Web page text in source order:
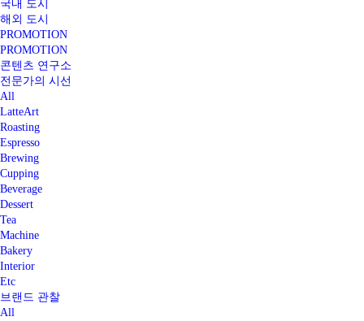
국내 도시
해외 도시
PROMOTION
PROMOTION
콘텐츠 연구소
전문가의 시선
All
LatteArt
Roasting
Espresso
Brewing
Cupping
Beverage
Dessert
Tea
Machine
Bakery
Interior
Etc
브랜드 관찰
All